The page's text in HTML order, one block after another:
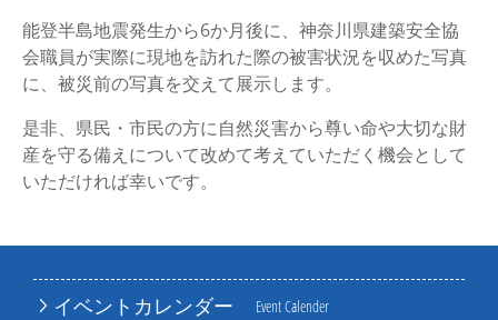
イベントカレンダー Event Calender
能登半島地震発生から6か月後に、神奈川県建築安全協
会職員が実際に現地を訪れた際の被害状況を収めた写真
に、被災前の写真を交えて展示します。
是非、県民・市民の方に自然災害から尊い命や大切な財
産を守る備えについて改めて考えていただく機会として
いただければ幸いです。